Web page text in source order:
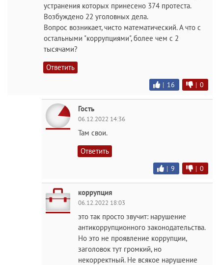
устранения которых принесено 374 протеста.
Возбуждено 22 уголовных дела.
Вопрос возникает, чисто математический. А что с
остальными "коррупциями", более чем с 2
тысячами?
Ответить
| 16 | 0
Гость
06.12.2022 14:36
Там свои.
Ответить
| 9 | 0
коррупция
06.12.2022 18:03
это так просто звучит: нарушение
антикоррупционного законодательства.
Но это не проявление коррупции,
заголовок тут громкий, но
некорректный. Не всякое нарушение